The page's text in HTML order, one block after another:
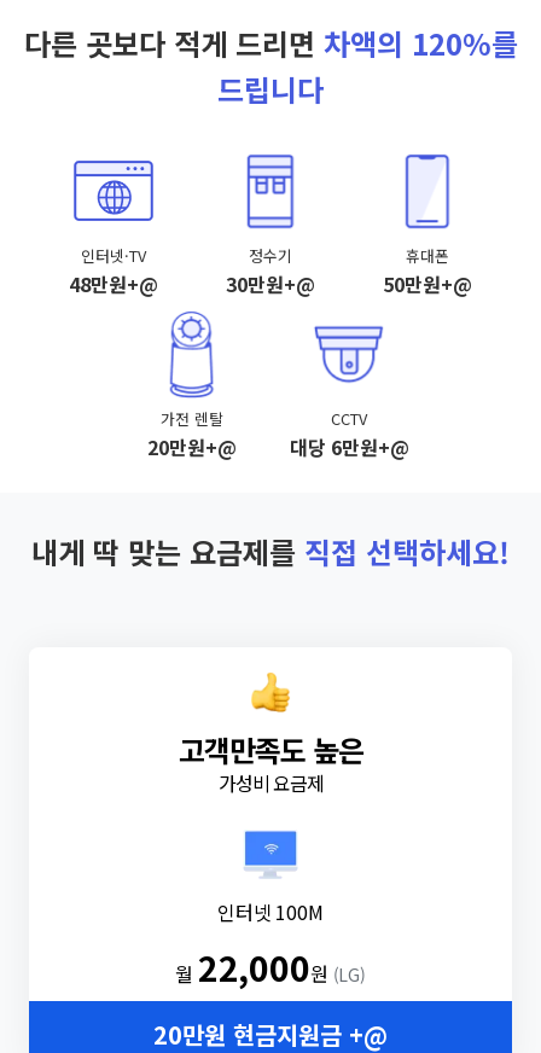
다른 곳보다 적게 드리면 차액의 120%를
드립니다
인터넷·TV
48만원+@
정수기
30만원+@
휴대폰
50만원+@
가전 렌탈
20만원+@
CCTV
대당 6만원+@
내게 딱 맞는 요금제를 직접 선택하세요!
고객만족도 높은
가성비 요금제
인터넷 100M
월 22,000원 (LG)
20만원 현금지원금 +@